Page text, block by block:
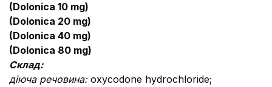
(Dolonica 10 mg)
(Dolonica 20 mg)
(Dolonica 40 mg)
(Dolonica 80 mg)
Склад:
діюча речовина: oxycodone hydrochloride;